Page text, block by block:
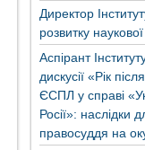
Директор
розвитку наукової
Аспірант
дискусії «Рік
ЄСПЛ у справі
Росії»: наслідки
правосуддя на